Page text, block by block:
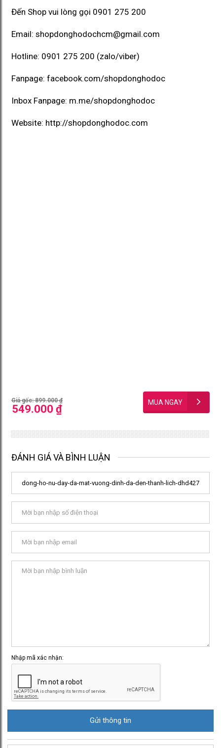
Đến Shop vui lòng gọi 0901 275 200
Email: shopdonghodochcm@gmail.com
Hotline: 0901 275 200 (zalo/viber)
Fanpage: facebook.com/shopdonghodoc
Inbox Fanpage: m.me/shopdonghodoc
Website: http://shopdonghodoc.com
Giá gốc: 899.000 ₫
549.000 ₫
ĐÁNH GIÁ VÀ BÌNH LUẬN
Nhập mã xác nhận: